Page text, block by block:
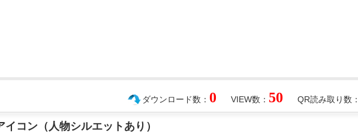
QR読み取り数：
VIEW数： 50
ダウンロード数： 0
イコン（人物シルエットあり）